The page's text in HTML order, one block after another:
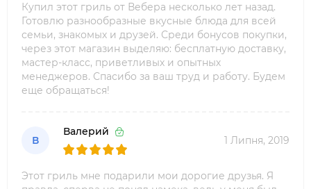
Купил этот гриль от Вебера несколько лет назад.
Готовлю разнообразные вкусные блюда для всей
семьи, знакомых и друзей. Среди бонусов покупки,
через этот магазин выделяю: бесплатную доставку,
мастер-класс, приветливых и опытных
менеджеров. Спасибо за ваш труд и работу. Будем
еще обращаться!
В
Валерий
1 Липня, 2019
Этот гриль мне подарили мои дорогие друзья. Я